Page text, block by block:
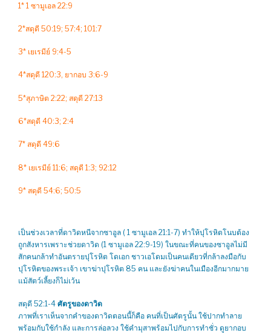
1* 1 ซามูเอล 22:9
2*สดุดี 50:19; 57:4; 101:7
3* เยเรมีย์ 9:4-5
4*สดุดี 120:3, ยากอบ 3:6-9
5*สุภาษิต 2:22; สดุดี 27:13
6*สดุดี 40:3; 2:4
7* สดุดี 49:6
8* เยเรมีย์ 11:6; สดุดี 1:3; 92:12
9* สดุดี 54:6; 50:5
เป็นช่วงเวลาที่ดาวิดหนีจากซาอูล ( 1 ซามูเอล 21:1-7) ทำให้ปุโรหิตโนบต้อง
ถูกสังหารเพราะช่วยดาวิด (1 ซามูเอล 22:9-19) ในขณะที่คนของซาอูลไม่มี
สักคนกล้าทำอันตรายปุโรหิต โดเอก ชาวเอโดมเป็นคนเดียวที่กล้าลงมือกับ
ปุโรหิตของพระเจ้า เขาฆ่าปุโรหิต 85 คน และยังฆ่าคนในเมืองอีกมากมาย
แม้สัตว์เลี้ยงก็ไม่เว้น
สดุดี 52:1-4 ศัตรูของดาวิด
ภาพที่เราเห็นจากคำของดาวิดตอนนี้ก็คือ คนที่เป็นศัตรูนั้น ใช้ปากทำลาย
พร้อมกับใช้กำลัง และการล่อลวง ใช้คำมุสาพร้อมไปกับการทำชั่ว ดูยากอบ